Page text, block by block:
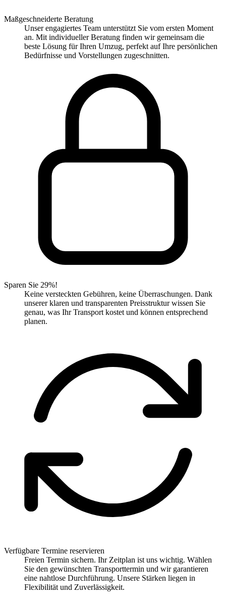
Maßgeschneiderte Beratung
Unser engagiertes Team unterstützt Sie vom ersten Moment
an. Mit individueller Beratung finden wir gemeinsam die
beste Lösung für Ihren Umzug, perfekt auf Ihre persönlichen
Bedürfnisse und Vorstellungen zugeschnitten.
Sparen Sie 29%!
Keine versteckten Gebühren, keine Überraschungen. Dank
unserer klaren und transparenten Preisstruktur wissen Sie
genau, was Ihr Transport kostet und können entsprechend
planen.
Verfügbare Termine reservieren
Freien Termin sichern. Ihr Zeitplan ist uns wichtig. Wählen
Sie den gewünschten Transporttermin und wir garantieren
eine nahtlose Durchführung. Unsere Stärken liegen in
Flexibilität und Zuverlässigkeit.